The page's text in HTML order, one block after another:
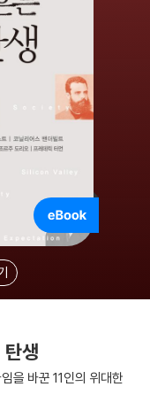
생
을 바꾼 11인의 위대한